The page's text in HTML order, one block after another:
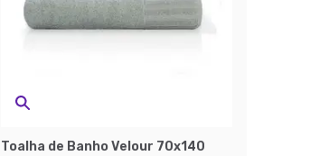
Toalha de Banho Velour 70x140